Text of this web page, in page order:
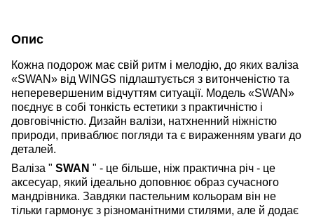
Опис
Кожна подорож має свій ритм і мелодію, до яких валіза
«SWAN» від WINGS підлаштується з витонченістю та
неперевершеним відчуттям ситуації. Модель «SWAN»
поєднує в собі тонкість естетики з практичністю і
довговічністю. Дизайн валізи, натхненний ніжністю
природи, приваблює погляди та є вираженням уваги до
деталей.
Валіза " SWAN " - це більше, ніж практична річ - це
аксесуар, який ідеально доповнює образ сучасного
мандрівника. Завдяки пастельним кольорам він не
тільки гармонує з різноманітними стилями, але й додає